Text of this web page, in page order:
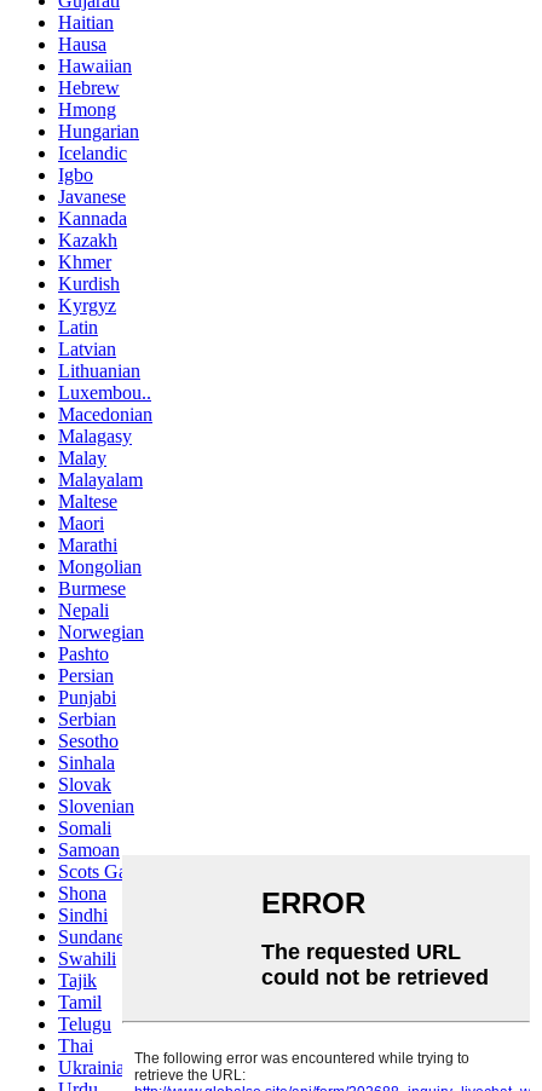
Haitian
Hausa
Hawaiian
Hebrew
Hmong
Hungarian
Icelandic
Igbo
Javanese
Kannada
Kazakh
Khmer
Kurdish
Kyrgyz
Latin
Latvian
Lithuanian
Luxembou..
Macedonian
Malagasy
Malay
Malayalam
Maltese
Maori
Marathi
Mongolian
Burmese
Nepali
Norwegian
Pashto
Persian
Punjabi
Serbian
Sesotho
Sinhala
Slovak
Slovenian
Somali
Samoan
Scots Gaelic
Shona
Sindhi
Sundanese
Swahili
Tajik
Tamil
Telugu
Thai
Ukrainian